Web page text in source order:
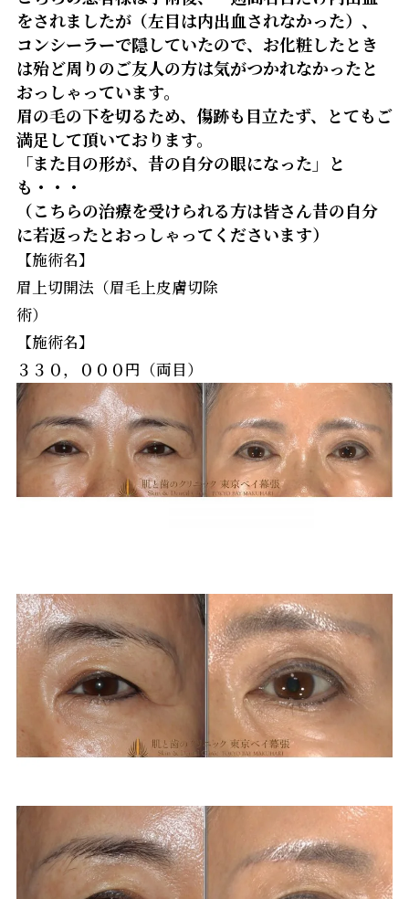
をされましたが（左目は内出血されなかった）、
コンシーラーで隠していたので、お化粧したとき
は殆ど周りのご友人の方は気がつかれなかったと
おっしゃっています。
眉の毛の下を切るため、傷跡も目立たず、とてもご
満足して頂いております。
「また目の形が、昔の自分の眼になった」と
も・・・
（こちらの治療を受けられる方は皆さん昔の自分
に若返ったとおっしゃってくださいます）
【施術名】
眉上切開法（眉毛上皮膚切除
術）
【施術名】
３３０，０００円（両目）